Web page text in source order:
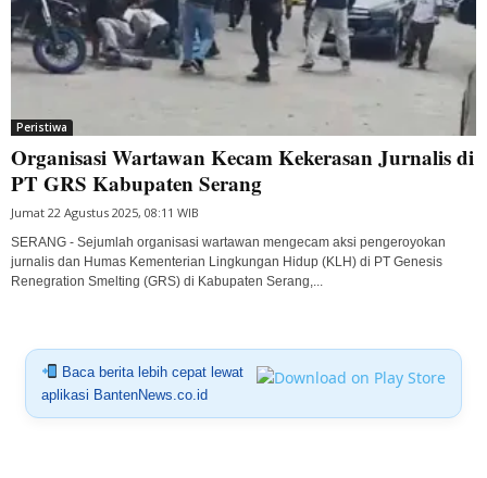
Peristiwa
Organisasi Wartawan Kecam Kekerasan Jurnalis di
PT GRS Kabupaten Serang
Jumat 22 Agustus 2025, 08:11 WIB
SERANG - Sejumlah organisasi wartawan mengecam aksi pengeroyokan
jurnalis dan Humas Kementerian Lingkungan Hidup (KLH) di PT Genesis
Renegration Smelting (GRS) di Kabupaten Serang,...
Baca berita lebih cepat lewat
aplikasi BantenNews.co.id